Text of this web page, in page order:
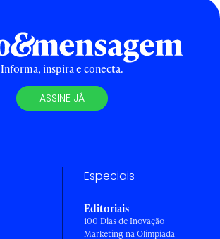
Informa, inspira e conecta.
ASSINE JÁ
Especiais
Editoriais
100 Dias de Inovação
Marketing na Olimpíada